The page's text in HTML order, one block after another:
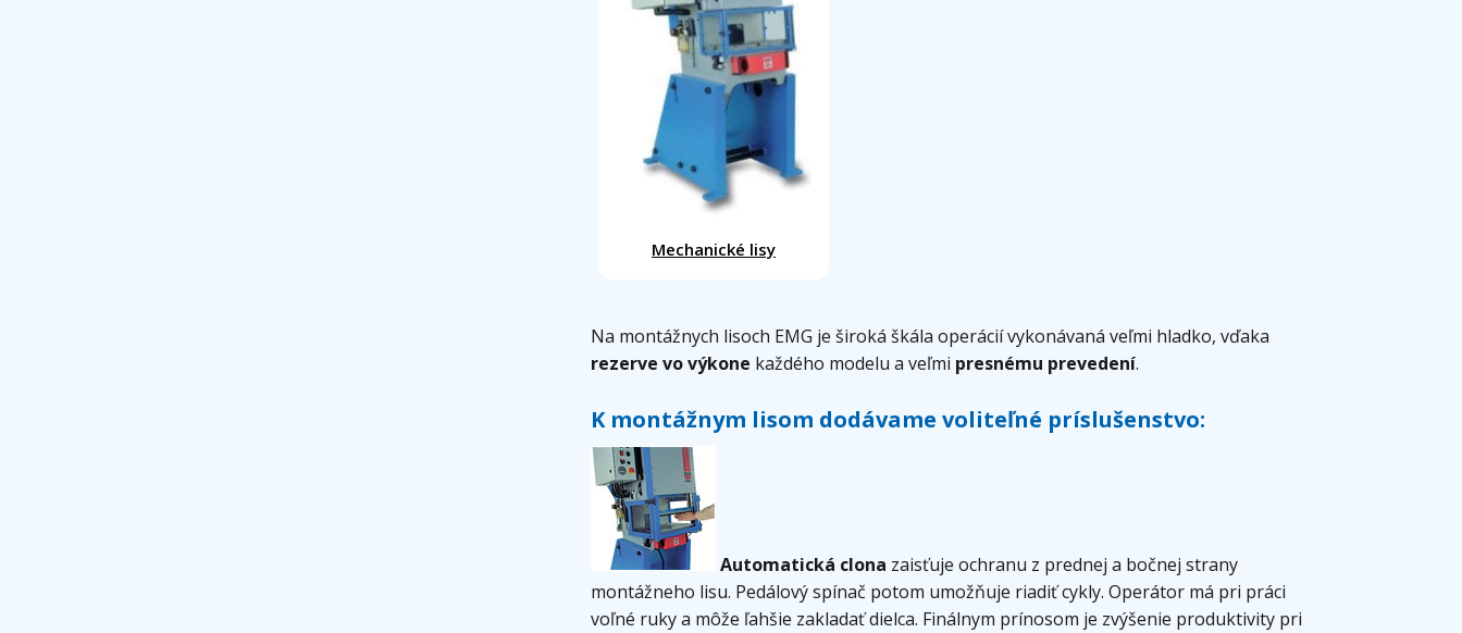
Mechanické lisy
Na montážnych lisoch EMG je široká škála operácií vykonávaná veľmi hladko, vďaka
rezerve vo výkone každého modelu a veľmi presnému prevedení.
K montážnym lisom dodávame voliteľné príslušenstvo:
Automatická clona zaisťuje ochranu z prednej a bočnej strany
montážneho lisu. Pedálový spínač potom umožňuje riadiť cykly. Operátor má pri práci
voľné ruky a môže ľahšie zakladať dielca. Finálnym prínosom je zvýšenie produktivity pri